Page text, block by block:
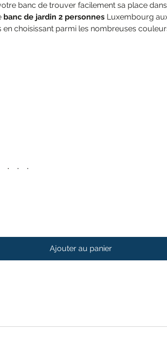
banc de trouver facilement sa place
banc de jardin 2 personnes Luxembourg
choisissant parmi les nombreuses
Ajouter au panier